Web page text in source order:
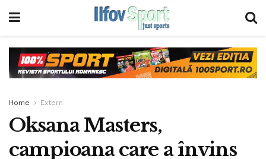
Home Extern
Oksana Masters,
campioana care a învins